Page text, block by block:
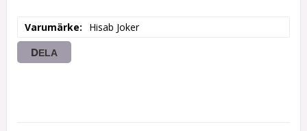
Varumärke Hisab Joker
DELA